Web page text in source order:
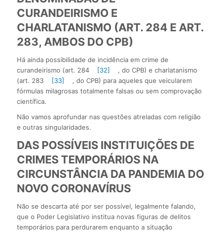
CURANDEIRISMO E
CHARLATANISMO (ART. 284 E ART.
283, AMBOS DO CPB)
Há ainda possibilidade de incidência em crime de
curandeirismo (art. 284
[32]
, do CPB) e charlatanismo
(art. 283
[33]
, do CPB) para aqueles que veicularem
fórmulas milagrosas totalmente falsas ou sem comprovação
científica.
Não vamos aprofundar nas questões atreladas com religião
e outras singularidades.
DAS POSSÍVEIS INSTITUIÇÕES DE
CRIMES TEMPORÁRIOS NA
CIRCUNSTÂNCIA DA PANDEMIA DO
NOVO CORONAVÍRUS
Não se descarta até por ser possível, legalmente falando,
que o Poder Legislativo institua novas figuras de delitos
temporários para perdurarem enquanto a situação